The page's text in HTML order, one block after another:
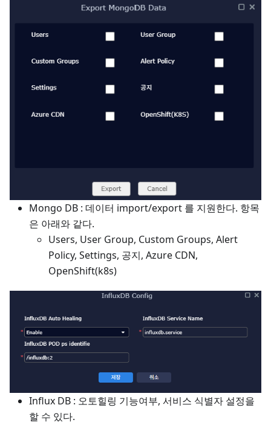
Mongo DB : 데이터 import/export 를 지원한다. 항목
은 아래와 같다.
Users, User Group, Custom Groups, Alert
Policy, Settings, 공지, Azure CDN,
OpenShift(k8s)
Influx DB : 오토힐링 기능여부, 서비스 식별자 설정을
할 수 있다.